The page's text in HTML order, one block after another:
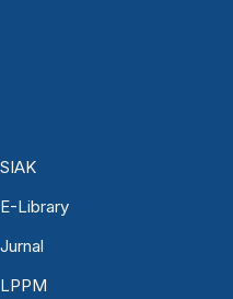
SIAK
E-Library
Jurnal
LPPM